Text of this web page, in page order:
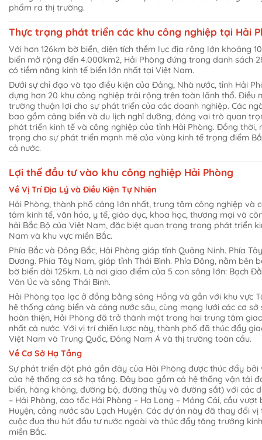
phẩm ra thị trường.
Thực trạng phát triển các khu công nghiệp tại Hải
Với hơn 126km bờ biển, diện tích thềm lục địa rộng lớn khoảng
biển mở rộng đến 4.000km2, Hải Phòng đứng trong danh sách
có tiềm năng kinh tế biển lớn nhất tại Việt Nam.
Dưới sự chỉ đạo và tạo điều kiện của Đảng, Nhà nước, tỉnh Hải
dựng hơn 20 khu công nghiệp trải rộng trên toàn lãnh thổ. Điều
trường thuận lợi cho sự phát triển của các doanh nghiệp. Các
bao gồm cảng biển và du lịch nghỉ dưỡng, đóng vai trò quan
phát triển kinh tế và công nghiệp của tỉnh Hải Phòng. Đồng thời,
trọng cho sự phát triển mạnh mẽ của vùng kinh tế trọng điểm
cả nước.
Lợi thế đầu tư vào khu công nghiệp Hải Phòng
Về Vị Trí Địa Lý và Điều Kiện Tự Nhiên
Hải Phòng, thành phố cảng lớn nhất, trung tâm công nghiệp và
tâm kinh tế, văn hóa, y tế, giáo dục, khoa học, thương mại và
hải Bắc Bộ của Việt Nam, đặc biệt quan trọng trong phát triển
Nam và khu vực miền Bắc.
Phía Bắc và Đông Bắc, Hải Phòng giáp tỉnh Quảng Ninh. Phía
Dương. Phía Tây Nam, giáp tỉnh Thái Bình. Phía Đông, nằm bên
bờ biển dài 125km. Là nơi giao điểm của 5 con sông lớn: Bạch
Văn Úc và sông Thái Bình.
Hải Phòng tọa lạc ở đồng bằng sông Hồng và gần với khu vực
hệ thống cảng biển và cảng nước sâu, cùng mạng lưới các cơ
hoàn thiện, Hải Phòng đã trở thành một trong hai trung tâm
nhất cả nước. Với vị trí chiến lược này, thành phố đã thúc đẩy
Việt Nam và Trung Quốc, Đông Nam Á và thị trường toàn cầu.
Về Cơ Sở Hạ Tầng
Sự phát triển đột phá gần đây của Hải Phòng được thúc đẩy
của hệ thống cơ sở hạ tầng. Đây bao gồm cả hệ thống vận tải
biển, hàng không, đường bộ, đường thủy và đường sắt) với các
– Hải Phòng, cao tốc Hải Phòng – Hạ Long – Móng Cái, cầu vượt
Huyện, cảng nước sâu Lạch Huyện. Các dự án này đã thay đổi
cuộc đua thu hút đầu tư nước ngoài và thúc đẩy tăng trưởng
miền Bắc.